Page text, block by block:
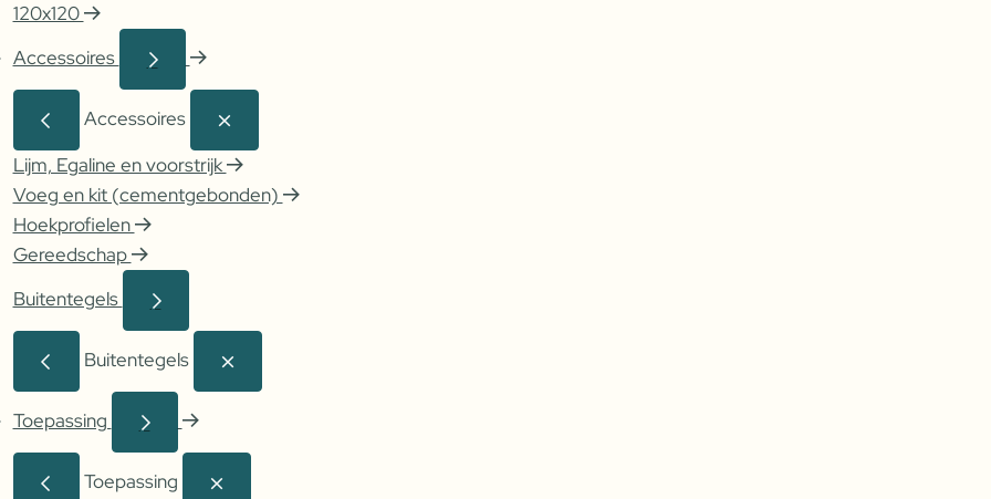
120x120
Accessoires
Accessoires
Lijm, Egaline en voorstrijk
Voeg en kit (cementgebonden)
Hoekprofielen
Gereedschap
Buitentegels
Buitentegels
Toepassing
Toepassing